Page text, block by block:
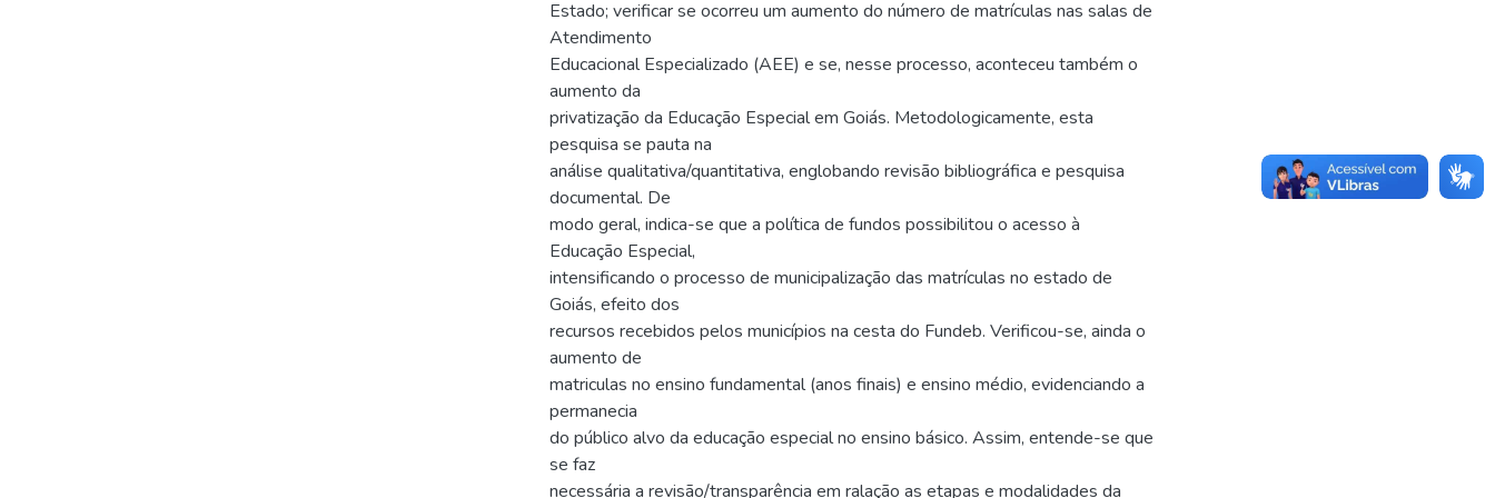
Estado; verificar se ocorreu um aumento do número de matrículas nas salas de
Atendimento
Educacional Especializado (AEE) e se, nesse processo, aconteceu também o
aumento da
privatização da Educação Especial em Goiás. Metodologicamente, esta
pesquisa se pauta na
análise qualitativa/quantitativa, englobando revisão bibliográfica e pesquisa
documental. De
modo geral, indica-se que a política de fundos possibilitou o acesso à
Educação Especial,
intensificando o processo de municipalização das matrículas no estado de
Goiás, efeito dos
recursos recebidos pelos municípios na cesta do Fundeb. Verificou-se, ainda o
aumento de
matriculas no ensino fundamental (anos finais) e ensino médio, evidenciando a
permanecia
do público alvo da educação especial no ensino básico. Assim, entende-se que
se faz
necessária a revisão/transparência em ralação as etapas e modalidades da